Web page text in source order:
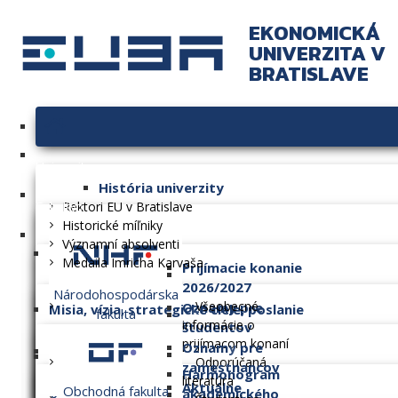
EKONOMICKÁ
UNIVERZITA V
BRATISLAVE
História univerzity
Rektori EU v Bratislave
Historické míľniky
Významní absolventi
Medaila Imricha Karvaša
Misia, vízia, strategické ciele, poslanie
Dlhodobý zámer
Fakulty
Národohospodárska
fakulta
Obchodná fakulta
Prijímacie konanie
2026/2027
Všeobecné
informácie o
prijímacom konaní
Odporúčaná
literatúra
Oznamy pre
študentov
Harmonogram
akademického
Oznamy pre
zamestnancov
Aktuálne